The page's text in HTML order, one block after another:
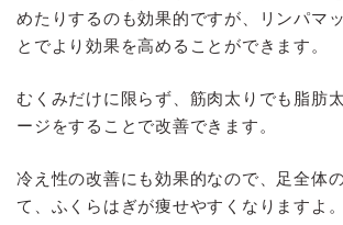
めたりするのも効果的ですが、リンパマ
とでより効果を高めることができます。
むくみだけに限らず、筋肉太りでも脂肪
ージをすることで改善できます。
冷え性の改善にも効果的なので、足全体
て、ふくらはぎが痩せやすくなりますよ。